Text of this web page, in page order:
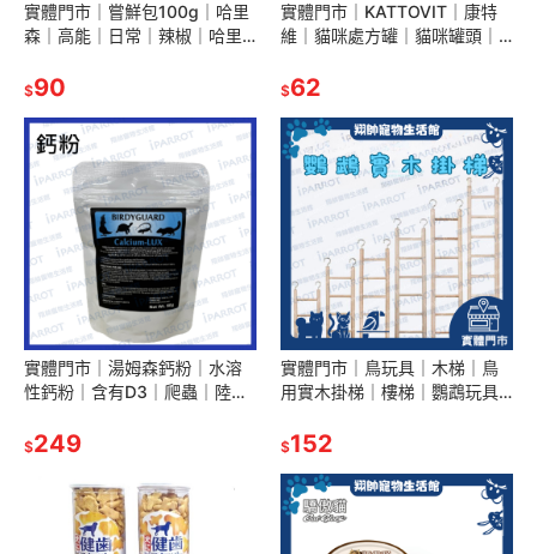
實體門市｜嘗鮮包100g｜哈里
森｜高能｜日常｜辣椒｜哈里
｜美國｜翔帥寵物生活館｜
$90
實體門市｜KATTOVIT｜康特
維｜貓咪處方罐｜貓咪罐頭｜
｜營養肉汁罐｜翔帥寵物生活
$62
實體門市｜湯姆森鈣粉｜水溶
性鈣粉｜含有D3｜爬蟲｜陸龜
鸚鵡保健｜鳥營養｜翔帥寵物
$249
實體門市｜鳥玩具｜木梯｜鳥
用實木掛梯｜樓梯｜鸚鵡玩具
鸚鵡樓梯｜翔帥寵物生活館
$152